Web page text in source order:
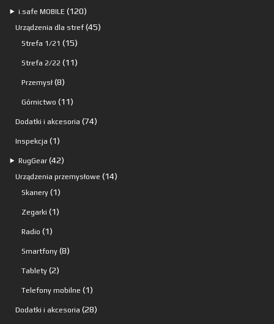
produkt
⯈ i.safe MOBILE 120120
produktów
Urządzenia dla stref 4545
Strefa 1/21 1515
produktów
Strefa 2/22 1111
Przemysł 88
produktów
Górnictwo 1111
produktów
Dodatki i akcesoria 7474
Inspekcja 11
produkt
⯈ RugGear 4242
produkty
Urządzenia przemysłowe 1414
Skanery 11
produkt
Zegarki 11
Radio 11
produkt
Smartfony 88
Tablety 22
produkty
Telefony mobilne 11
produkt
Dodatki i akcesoria 2828